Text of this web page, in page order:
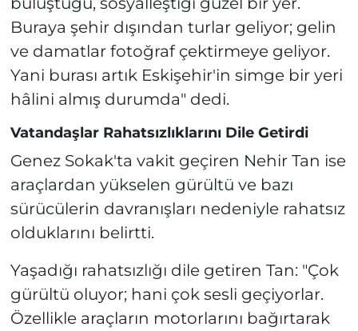
Buraya şehir dışından turlar geliyor; gelin
ve damatlar fotoğraf çektirmeye geliyor.
Yani burası artık Eskişehir'in simge bir yeri
hâlini almış durumda" dedi.
Vatandaşlar Rahatsızlıklarını Dile Getirdi
Genez Sokak'ta vakit geçiren Nehir Tan ise
araçlardan yükselen gürültü ve bazı
sürücülerin davranışları nedeniyle rahatsız
olduklarını belirtti.
Yaşadığı rahatsızlığı dile getiren Tan: "Çok
gürültü oluyor; hani çok sesli geçiyorlar.
Özellikle araçların motorlarını bağırtarak